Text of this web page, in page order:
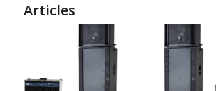
Articles